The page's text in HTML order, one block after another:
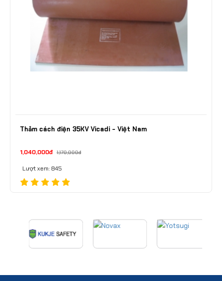
Thảm cách điện 35KV Vicadi - Việt Nam
1,040,000đ 1,170,000đ
Lượt xem: 845